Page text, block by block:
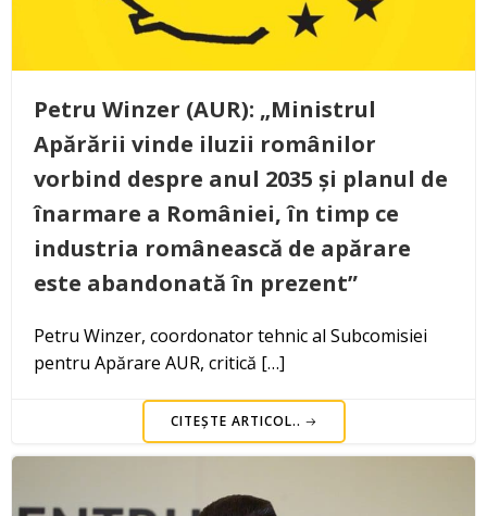
Petru Winzer (AUR): „Ministrul
Apărării vinde iluzii românilor
vorbind despre anul 2035 și planul de
înarmare a României, în timp ce
industria românească de apărare
este abandonată în prezent”
Petru Winzer, coordonator tehnic al Subcomisiei
pentru Apărare AUR, critică […]
CITEȘTE ARTICOL..